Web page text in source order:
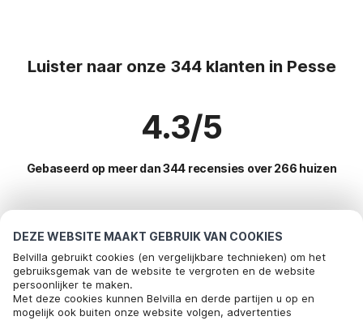
DEZE WEBSITE MAAKT GEBRUIK VAN COOKIES
Belvilla gebruikt cookies (en vergelijkbare technieken) om het
gebruiksgemak van de website te vergroten en de website
persoonlijker te maken.
Met deze cookies kunnen Belvilla en derde partijen u op en
mogelijk ook buiten onze website volgen, advertenties
Luister naar onze 344 klanten in Pesse
4.3/5
Gebaseerd op meer dan 344 recensies over 266 huizen
Meest populaire bestemmingen voor
vakantie
Top steden met top voorzieningen voor vakantie
Vakantie met hond - Huisdiervriendelijke vakantiehuizen langedijke
Populaire voorzieningen voor vakantie in Pesse